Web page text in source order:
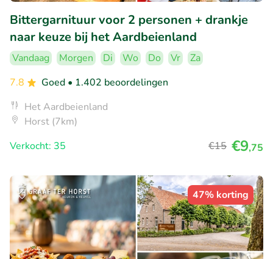
Bittergarnituur voor 2 personen + drankje
naar keuze bij het Aardbeienland
Vandaag Morgen Di Wo Do Vr
Za
7.8
Goed • 1.402 beoordelingen
Het Aardbeienland
Horst (7km)
Verkocht: 35
€15 €9,75
47% korting